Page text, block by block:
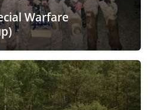
Warfare